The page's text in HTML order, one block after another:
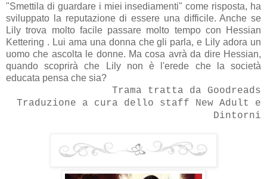
"Smettila di guardare i miei insediamenti" come risposta, ha
sviluppato la reputazione di essere una difficile. Anche se
Lily trova molto facile passare molto tempo con Hessian
Kettering . Lui ama una donna che gli parla, e Lily adora un
uomo che ascolta le donne. Ma cosa avrà da dire Hessian,
quando scoprirà che Lily non è l'erede che la società
educata pensa che sia?
Trama tratta da Goodreads
Traduzione a cura dello staff New Adult e
Dintorni